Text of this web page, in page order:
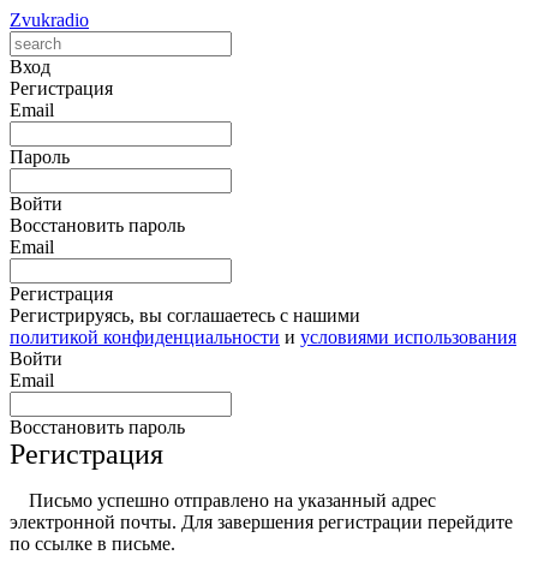
Zvukradio
Вход
Регистрация
Email
Пароль
Войти
Восстановить пароль
Email
Регистрация
Регистрируясь, вы соглашаетесь с нашими
политикой конфиденциальности и условиями использования
Войти
Email
Восстановить пароль
Регистрация
Письмо успешно отправлено на указанный адрес
электронной почты. Для завершения регистрации перейдите
по ссылке в письме.